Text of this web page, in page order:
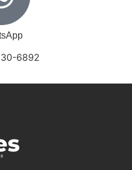
6892